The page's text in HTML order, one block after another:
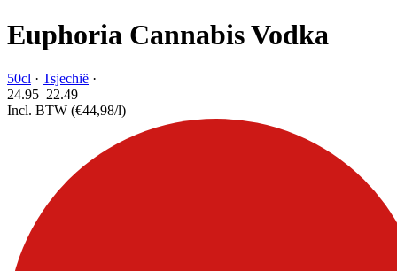
Euphoria Cannabis Vodka
50cl · Tsjechië ·
24.95 22.49
Incl. BTW (€44,98/l)